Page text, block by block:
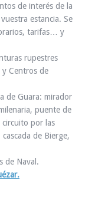
de interés de la
estancia. Se
tarifas… y
rupestres
Centros de
de Guara: mirador
puente de
circuito por las
de Bierge,
de Naval.